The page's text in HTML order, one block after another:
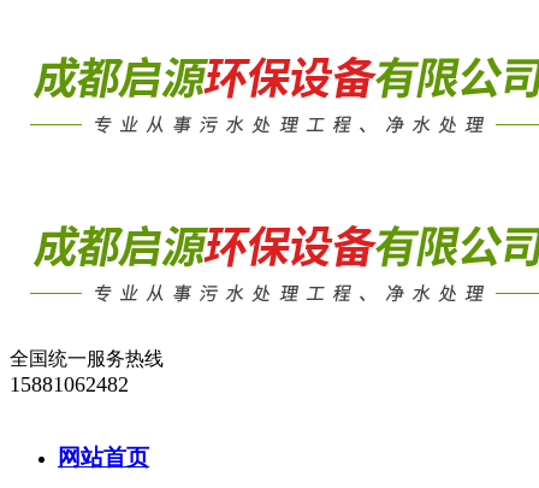
全国统一服务热线
15881062482
网站首页